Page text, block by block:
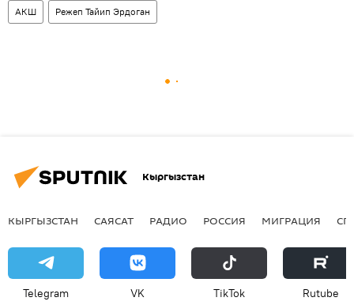
АКШ Режеп Тайип Эрдоган
Кыргызстан
КЫРГЫЗСТАН САЯСАТ РАДИО РОССИЯ МИГРАЦИЯ
Telegram VK ТikТоk Rutube